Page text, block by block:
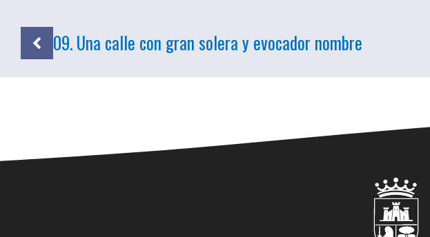
09. Una calle con gran solera y evocador nombre